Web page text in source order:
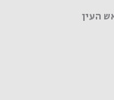
העין